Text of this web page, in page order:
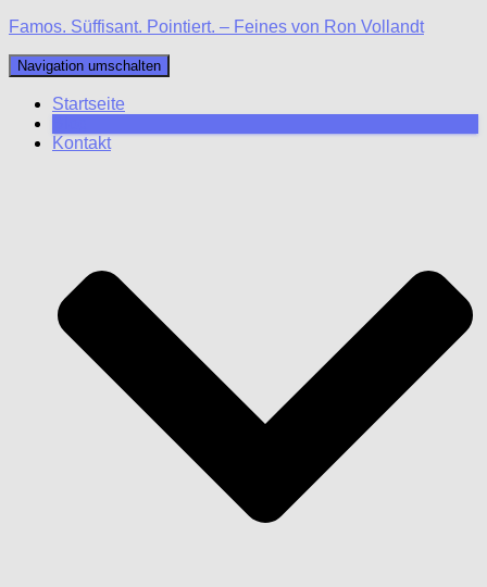
Famos. Süffisant. Pointiert. – Feines von Ron Vollandt
Navigation umschalten
Startseite
Kontakt